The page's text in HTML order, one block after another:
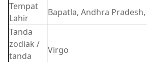
Tempat
Lahir
Bapatla, Andhra
Tanda
zodiak /
tanda
Virgo